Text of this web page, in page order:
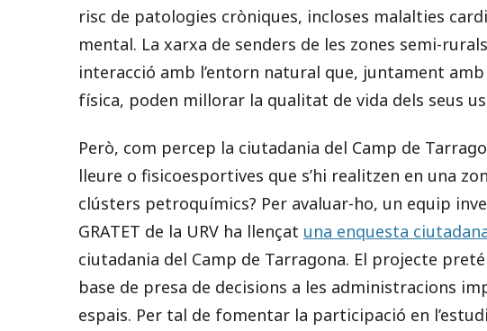
risc de patologies cròniques, incloses malalties
mental. La xarxa de senders de les zones semi-
interacció amb l’entorn natural que, juntament
física, poden millorar la qualitat de vida dels seus
Però, com percep la ciutadania del Camp de
lleure o fisicoesportives que s’hi realitzen en una
clústers petroquímics? Per avaluar-ho, un equip
GRATET de la URV ha llençat una enquesta
ciutadania del Camp de Tarragona. El projecte
base de presa de decisions a les administracions
espais. Per tal de fomentar la participació en